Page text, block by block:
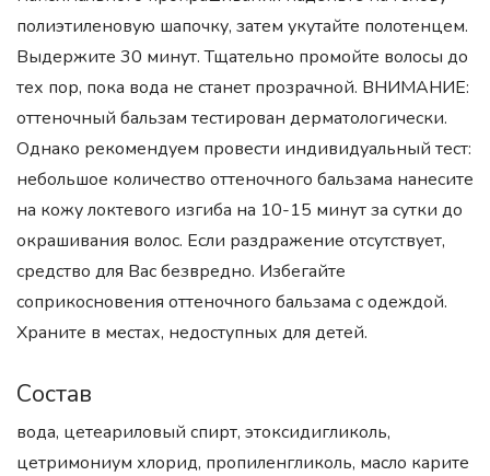
полиэтиленовую шапочку, затем укутайте полотенцем.
Выдержите 30 минут. Тщательно промойте волосы до
тех пор, пока вода не станет прозрачной. ВНИМАНИЕ:
оттеночный бальзам тестирован дерматологически.
Однако рекомендуем провести индивидуальный тест:
небольшое количество оттеночного бальзама нанесите
на кожу локтевого изгиба на 10-15 минут за сутки до
окрашивания волос. Если раздражение отсутствует,
средство для Вас безвредно. Избегайте
соприкосновения оттеночного бальзама с одеждой.
Храните в местах, недоступных для детей.
Состав
вода, цетеариловый спирт, этоксидигликоль,
цетримониум хлорид, пропиленгликоль, масло карите